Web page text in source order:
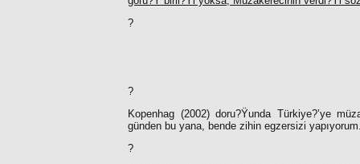
?
?
Kopenhag (2002) doru?Ÿunda Türkiye?’ye
günden bu yana, bende zihin egzersizi
?